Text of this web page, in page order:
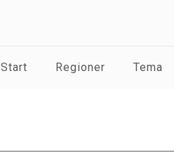
Start Regioner Tema